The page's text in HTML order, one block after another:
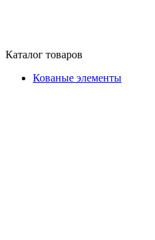
Каталог товаров
Кованые элементы